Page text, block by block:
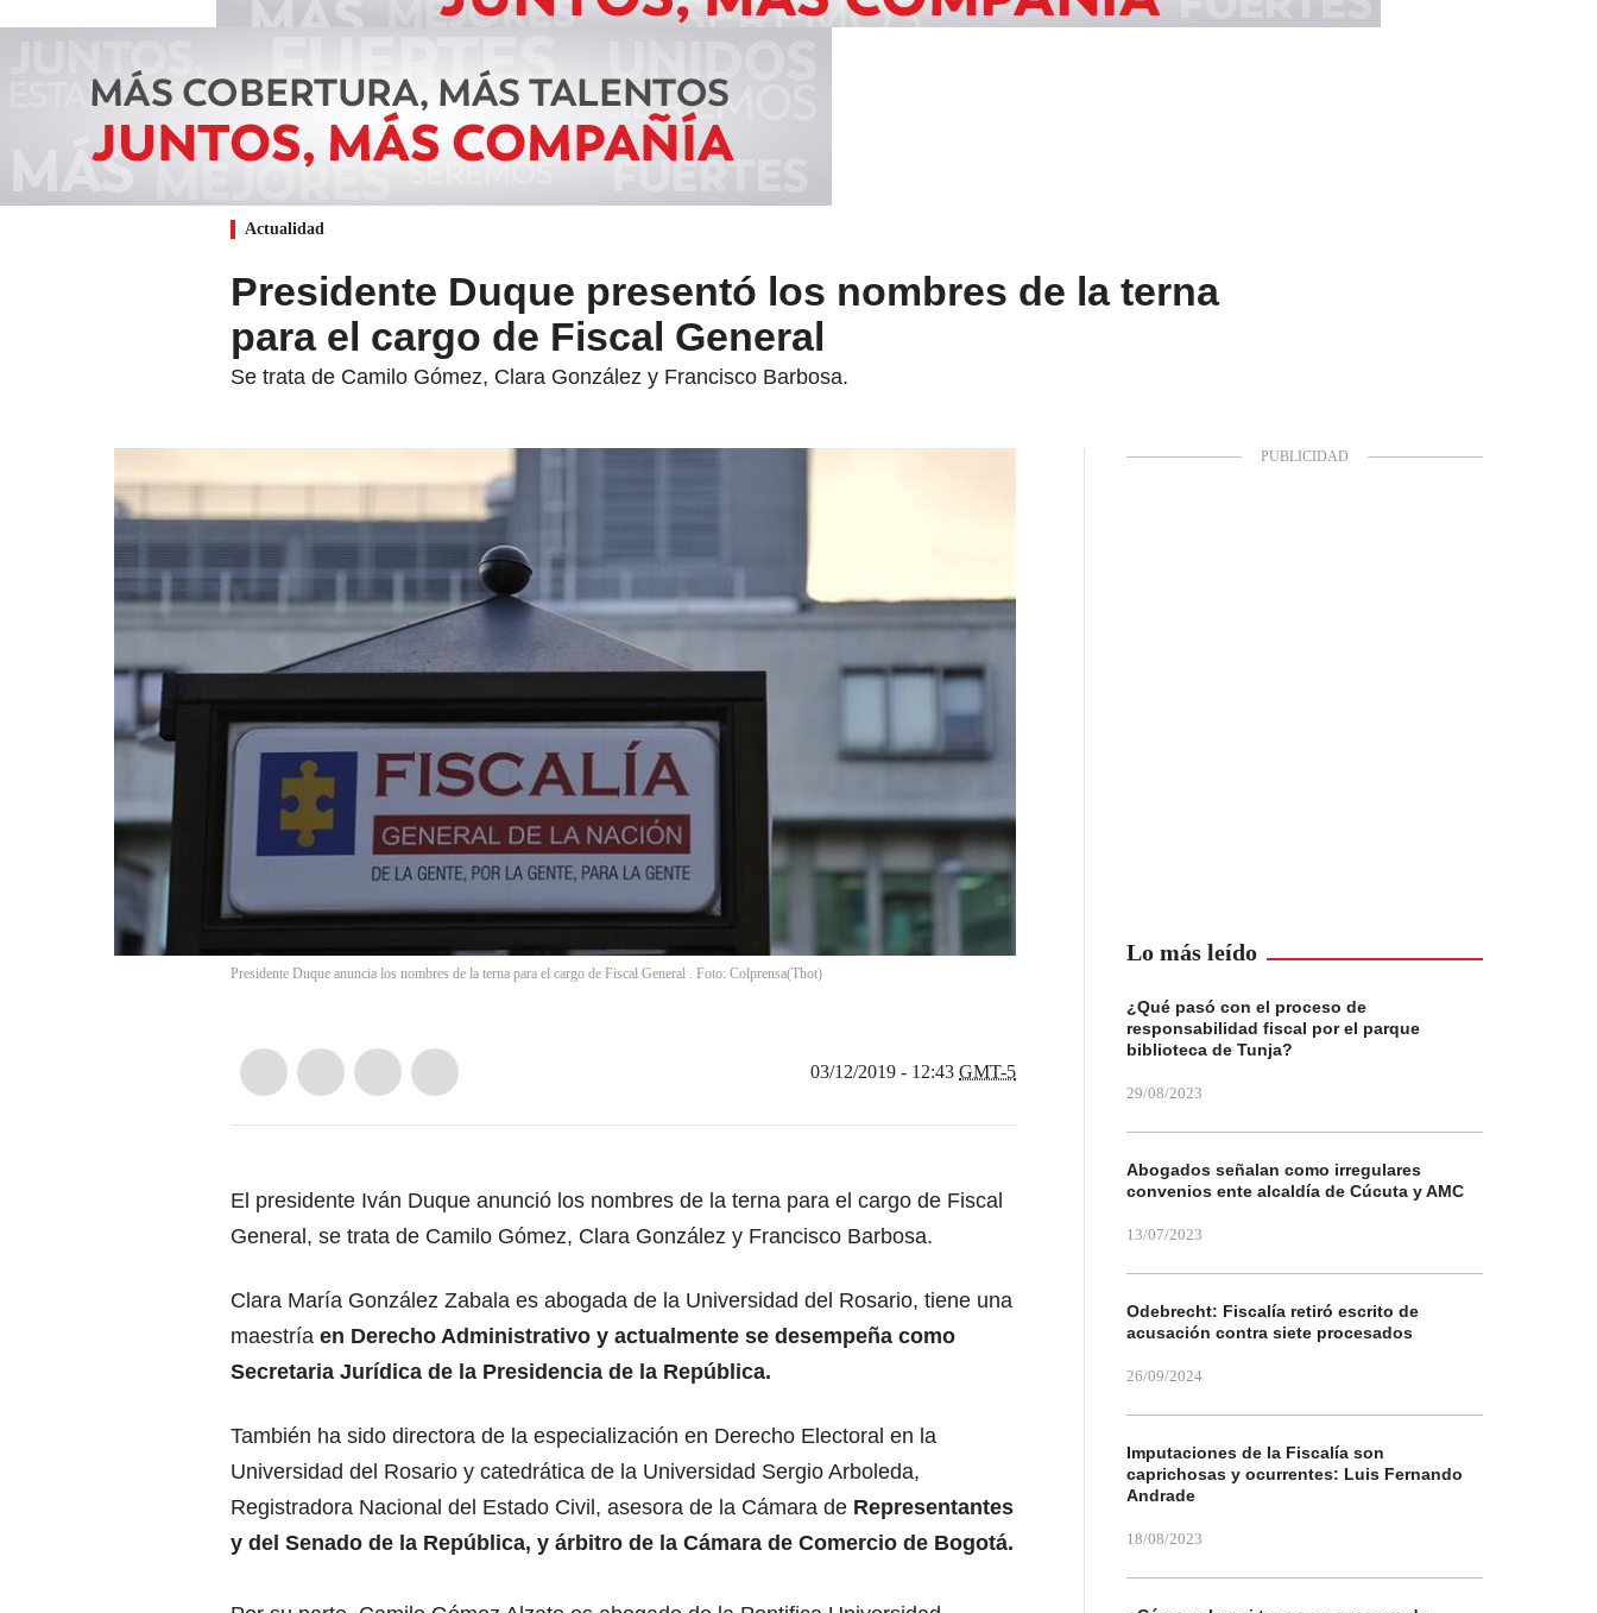
Actualidad
Presidente Duque presentó los nombres de la terna
para el cargo de Fiscal General
Se trata de Camilo Gómez, Clara González y Francisco Barbosa.
Presidente Duque anuncia los nombres de la terna para el cargo de Fiscal General . Foto: Colprensa(Thot)
03/12/2019 - 12:43 GMT-5
El presidente Iván Duque anunció los nombres de la terna para el cargo de Fiscal
General, se trata de Camilo Gómez, Clara González y Francisco Barbosa.
Clara María González Zabala es abogada de la Universidad del Rosario, tiene una
maestría en Derecho Administrativo y actualmente se desempeña como
Secretaria Jurídica de la Presidencia de la República.
También ha sido directora de la especialización en Derecho Electoral en la
Universidad del Rosario y catedrática de la Universidad Sergio Arboleda,
Registradora Nacional del Estado Civil, asesora de la Cámara de Representantes
y del Senado de la República, y árbitro de la Cámara de Comercio de Bogotá.
Lo más leído
¿Qué pasó con el proceso de
responsabilidad fiscal por el parque
biblioteca de Tunja?
29/08/2023
Abogados señalan como irregulares
convenios ente alcaldía de Cúcuta y AMC
13/07/2023
Odebrecht: Fiscalía retiró escrito de
acusación contra siete procesados
26/09/2024
Imputaciones de la Fiscalía son
caprichosas y ocurrentes: Luis Fernando
Andrade
18/08/2023